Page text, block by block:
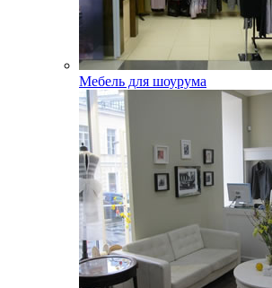
Мебель для шоурума